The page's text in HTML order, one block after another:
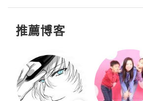
推薦博客